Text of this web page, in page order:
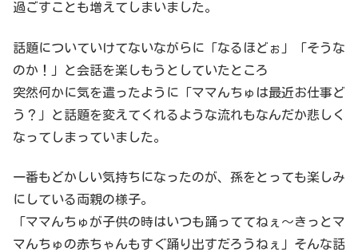
過ごすことも増えてしまいました。
話題についていけてないながらに「なるほどぉ」「そうな
のか！」と会話を楽しもうとしていたところ
突然何かに気を遣ったように「ママんちゅは最近お仕事ど
う？」と話題を変えてくれるような流れもなんだか悲しく
なってしまっていました。
一番もどかしい気持ちになったのが、孫をとっても楽しみ
にしている両親の様子。
「ママんちゅが子供の時はいつも踊っててねぇ〜きっとマ
マんちゅの赤ちゃんもすぐ踊り出すだろうねぇ」そんな話